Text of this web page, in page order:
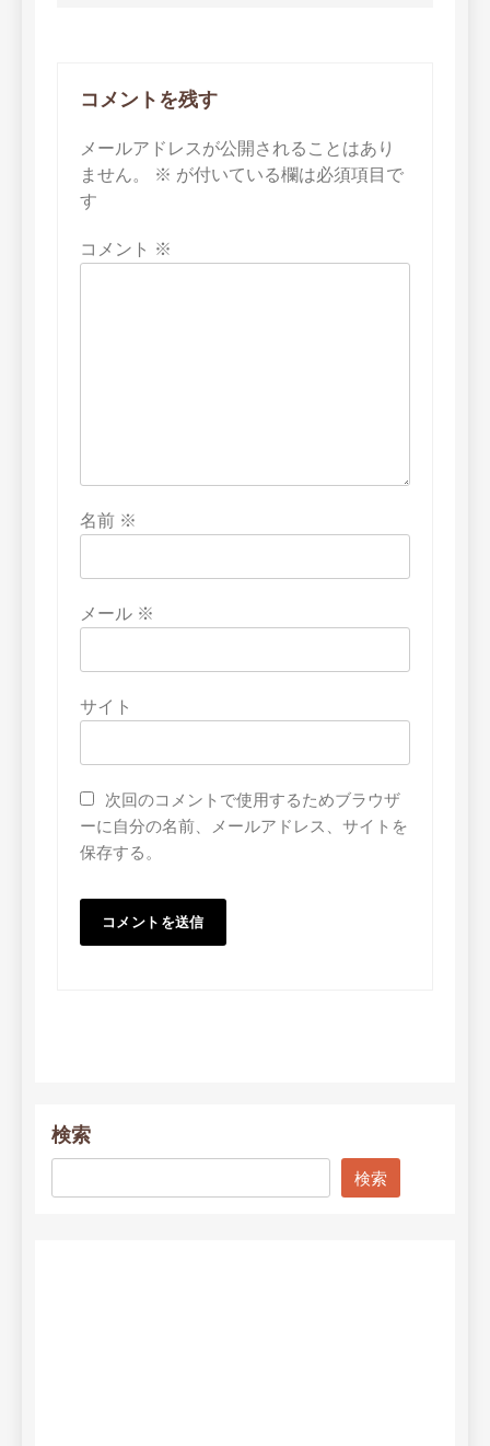
シ
ョ
ン
コメントを残す
メールアドレスが公開されることはあり
ません。
※ が付いている欄は必須項目で
す
コメント ※
名前 ※
メール ※
サイト
次回のコメントで使用するためブラウザ
ーに自分の名前、メールアドレス、サイトを
保存する。
検索
検索